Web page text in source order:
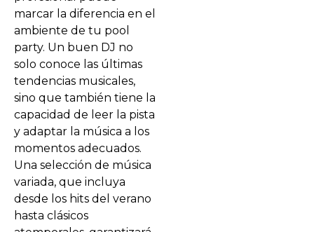
marcar la diferencia en el
ambiente de tu pool
party. Un buen DJ no
solo conoce las últimas
tendencias musicales,
sino que también tiene la
capacidad de leer la pista
y adaptar la música a los
momentos adecuados.
Una selección de música
variada, que incluya
desde los hits del verano
hasta clásicos